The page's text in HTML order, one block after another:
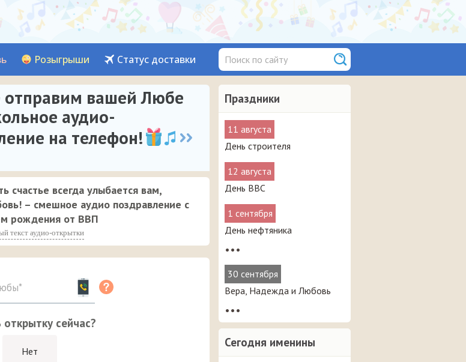
Розыгрыши Статус доставки
Праздники
11 августа
День строителя
12 августа
День ВВС
1 сентября
День нефтяника
•••
30 сентября
Вера, Надежда и Любовь
•••
Сегодня именины
отправим вашей Любе
аудио-
на телефон!
счастье всегда улыбается вам,
– смешное аудио поздравление с
рождения от ВВП
текст аудио-открытки
сейчас?
Нет